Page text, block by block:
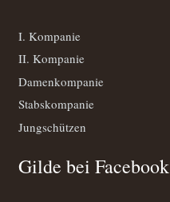
I. Kompanie
II. Kompanie
Damenkompanie
Stabskompanie
Jungschützen
Gilde bei Facebook